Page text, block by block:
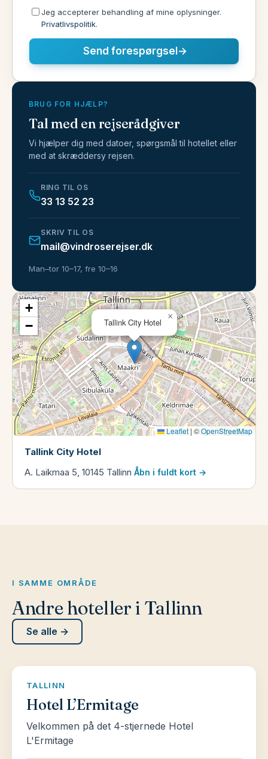
Jeg accepterer behandling af mine oplysninger.
Privatlivspolitik.
Send forespørgsel→
BRUG FOR HJÆLP?
Tal med en rejserådgiver
Vi hjælper dig med datoer, spørgsmål til hotellet eller
med at skræddersy rejsen.
RING TIL OS
33 13 52 23
SKRIV TIL OS
mail@vindroserejser.dk
Man–tor 10–17, fre 10–16
Tallink City Hotel
×
+
−
Leaflet | ©OpenStreetMap
Tallink City Hotel
A. Laikmaa 5, 10145 Tallinn Åbn i fuldt kort →
I SAMME OMRÅDE
Andre hoteller i Tallinn
Se alle →
TALLINN
Hotel L’Ermitage
Velkommen på det 4-stjernede Hotel
L'Ermitage